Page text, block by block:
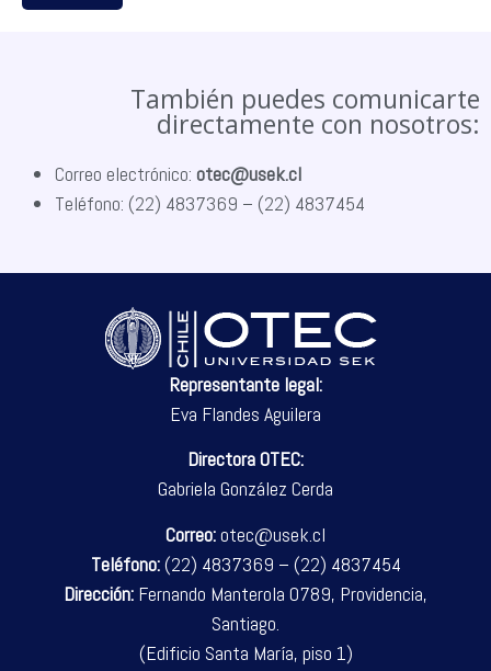
También puedes comunicarte
directamente con nosotros:
Correo electrónico: otec@usek.cl
Teléfono: (22) 4837369 – (22) 4837454
Representante legal:
Eva Flandes Aguilera
Directora OTEC:
Gabriela González Cerda
Correo:otec@usek.cl
Teléfono:(22) 4837369 – (22) 4837454
Dirección: Fernando Manterola 0789, Providencia,
Santiago.
(Edificio Santa María, piso 1)